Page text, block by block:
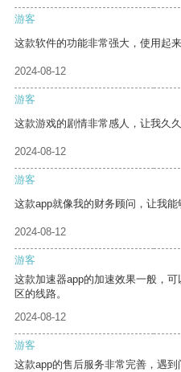
游客
这款软件的功能非常强大，使用起来
2024-08-12
游客
这款游戏的剧情非常感人，让我久久
2024-08-12
游客
这款app就像我的财务顾问，让我能
2024-08-12
游客
这款加速器app的加速效果一般，
区的线路。
2024-08-12
游客
这款app的售后服务非常完善，遇